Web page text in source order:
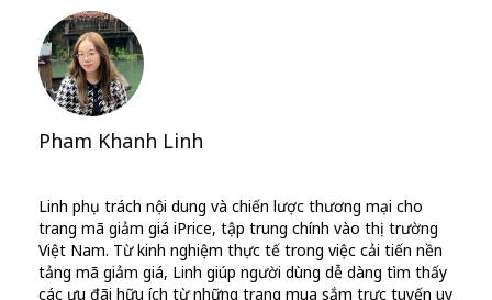
Pham Khanh Linh
Linh phụ trách nội dung và chiến lược thương mại cho
trang mã giảm giá iPrice, tập trung chính vào thị trường
Việt Nam. Từ kinh nghiệm thực tế trong việc cải tiến nền
tảng mã giảm giá, Linh giúp người dùng dễ dàng tìm thấy
các ưu đãi hữu ích từ những trang mua sắm trực tuyến uy